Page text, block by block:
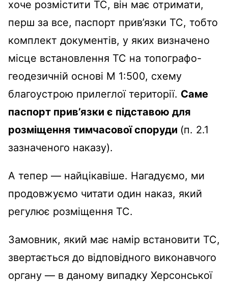
хоче розмістити ТС, він має отримати,
перш за все, паспорт прив’язки ТС, тобто
комплект документів, у яких визначено
місце встановлення ТС на топографо-
геодезичній основі М 1:500, схему
благоустрою прилеглої території. Саме
паспорт прив’язки є підставою для
розміщення тимчасової споруди (п. 2.1
зазначеного наказу).
А тепер — найцікавіше. Нагадуємо, ми
продовжуємо читати один наказ, який
регулює розміщення ТС.
Замовник, який має намір встановити ТС,
звертається до відповідного виконавчого
органу — в даному випадку Херсонської